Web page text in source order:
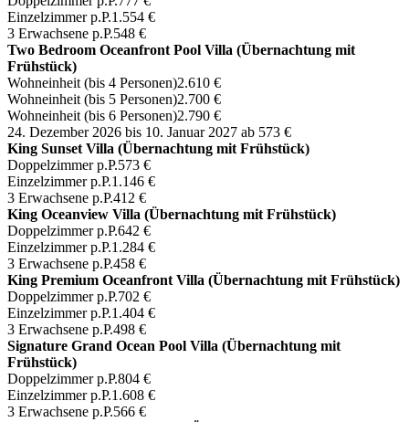
Einzelzimmer p.P.1.554 €
3 Erwachsene p.P.548 €
Two Bedroom Oceanfront Pool Villa (Übernachtung mit
Frühstück)
Wohneinheit (bis 4 Personen)2.610 €
Wohneinheit (bis 5 Personen)2.700 €
Wohneinheit (bis 6 Personen)2.790 €
24. Dezember 2026 bis 10. Januar 2027 ab 573 €
King Sunset Villa (Übernachtung mit Frühstück)
Doppelzimmer p.P.573 €
Einzelzimmer p.P.1.146 €
3 Erwachsene p.P.412 €
King Oceanview Villa (Übernachtung mit Frühstück)
Doppelzimmer p.P.642 €
Einzelzimmer p.P.1.284 €
3 Erwachsene p.P.458 €
King Premium Oceanfront Villa (Übernachtung mit Frühstück)
Doppelzimmer p.P.702 €
Einzelzimmer p.P.1.404 €
3 Erwachsene p.P.498 €
Signature Grand Ocean Pool Villa (Übernachtung mit
Frühstück)
Doppelzimmer p.P.804 €
Einzelzimmer p.P.1.608 €
3 Erwachsene p.P.566 €